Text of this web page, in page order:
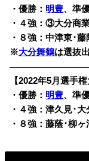
・優勝： 明豊、準
・４強：③大分商
・８強：中津東･
※大分舞鶴は選抜
【2022年5月選手
・優勝： 明豊、準
・４強：津久見･大
・８強：藤蔭･柳